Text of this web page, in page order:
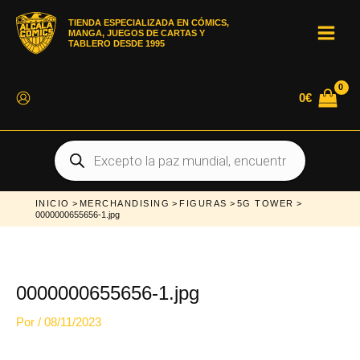
contenido
TIENDA ESPECIALIZADA EN CÓMICS,
MANGA, JUEGOS DE CARTAS Y
TABLERO DESDE 1995
0€
Búsqueda
de
productos
INICIO > MERCHANDISING > FIGURAS > 5G TOWER >
0000000655656-1.jpg
0000000655656-1.jpg
Por / 08/11/2023